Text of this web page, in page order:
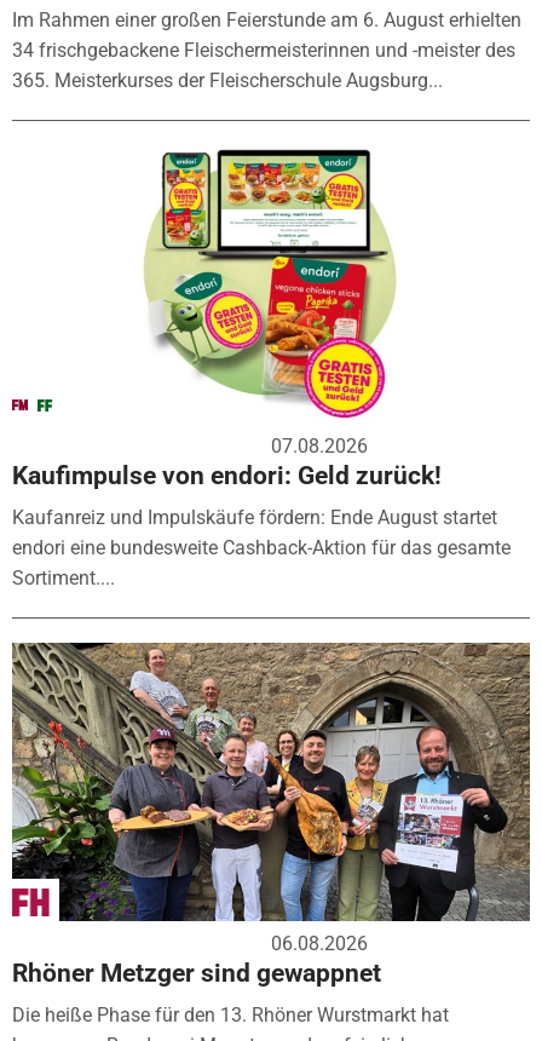
Im Rahmen einer großen Feierstunde am 6. August erhielten
34 frischgebackene Fleischermeisterinnen und -meister des
365. Meisterkurses der Fleischerschule Augsburg...
07.08.2026
Kaufimpulse von endori: Geld zurück!
Kaufanreiz und Impulskäufe fördern: Ende August startet
endori eine bundesweite Cashback-Aktion für das gesamte
Sortiment....
06.08.2026
Rhöner Metzger sind gewappnet
Die heiße Phase für den 13. Rhöner Wurstmarkt hat